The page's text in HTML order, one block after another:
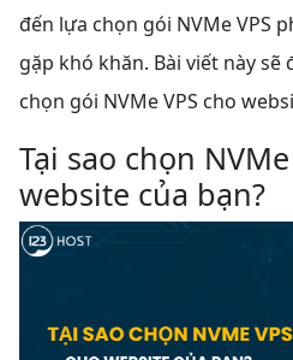
đến lựa chọn gói NVMe VPS
gặp khó khăn. Bài viết này sẽ
chọn gói NVMe VPS cho
Tại sao chọn
website của bạn?